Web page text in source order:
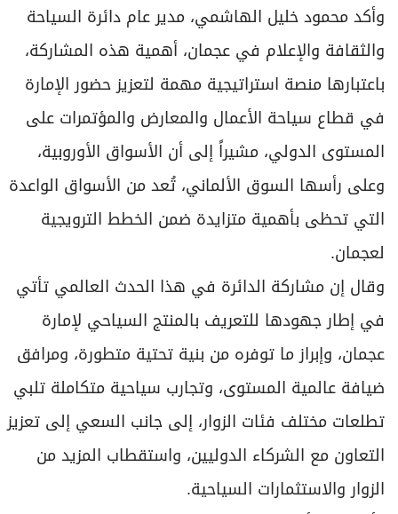
وأكد محمود خليل الهاشمي، مدير عام دائرة السياحة
والثقافة والإعلام في عجمان، أهمية هذه المشاركة،
باعتبارها منصة استراتيجية مهمة لتعزيز حضور الإمارة
في قطاع سياحة الأعمال والمعارض والمؤتمرات على
المستوى الدولي، مشيراً إلى أن الأسواق الأوروبية،
وعلى رأسها السوق الألماني، تُعد من الأسواق الواعدة
التي تحظى بأهمية متزايدة ضمن الخطط الترويجية
لعجمان.
وقال إن مشاركة الدائرة في هذا الحدث العالمي تأتي
في إطار جهودها للتعريف بالمنتج السياحي لإمارة
عجمان، وإبراز ما توفره من بنية تحتية متطورة، ومرافق
ضيافة عالمية المستوى، وتجارب سياحية متكاملة تلبي
تطلعات مختلف فئات الزوار، إلى جانب السعي إلى تعزيز
التعاون مع الشركاء الدوليين، واستقطاب المزيد من
الزوار والاستثمارات السياحية.